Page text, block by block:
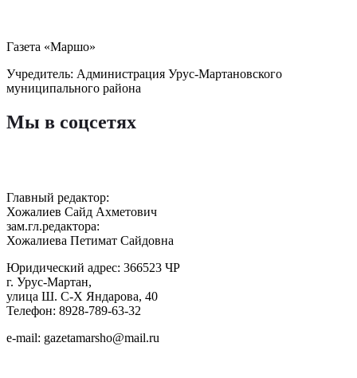
Газета «Маршо»
Учредитель: Администрация Урус-Мартановского
муниципального района
Мы в соцсетях
Главный редактор:
Хожалиев Сайд Ахметович
зам.гл.редактора:
Хожалиева Петимат Сайдовна
Юридический адрес: 366523 ЧР
г. Урус-Мартан,
улица Ш. С-Х Яндарова, 40
Телефон: 8928-789-63-32
e-mail: gazetamarsho@mail.ru